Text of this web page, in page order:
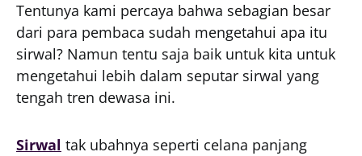
Tentunya kami percaya bahwa sebagian besar
dari para pembaca sudah mengetahui apa itu
sirwal? Namun tentu saja baik untuk kita untuk
mengetahui lebih dalam seputar sirwal yang
tengah tren dewasa ini.
Sirwal tak ubahnya seperti celana panjang